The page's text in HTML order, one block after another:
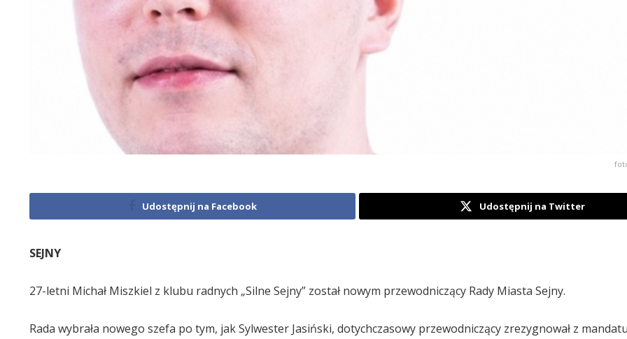
Udostępnij na Facebook Udostępnij na Twitter
SEJNY
27-letni Michał Miszkiel z klubu radnych „Silne Sejny” został nowym przewodniczący Rady Miasta Sejny.
Rada wybrała nowego szefa po tym, jak Sylwester Jasiński, dotychczasowy przewodniczący zrezygnował z